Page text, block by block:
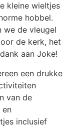
kleine wieltjes
hobbel.
we de vleugel
de kerk, het
aan Joke!
een drukke
van de
en
inclusief